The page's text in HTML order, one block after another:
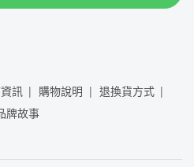
訊 購物說明
退換貨方式
牌故事